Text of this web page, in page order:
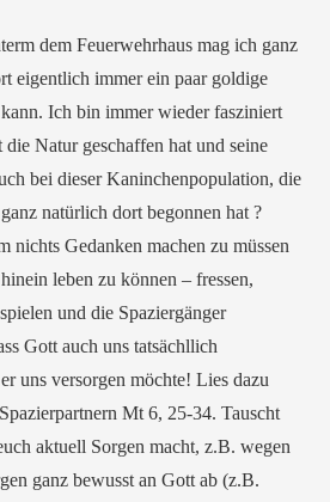
dem Feuerwehrhaus mag ich ganz
eigentlich immer ein paar goldige
Ich bin immer wieder fasziniert
Natur geschaffen hat und seine
bei dieser Kaninchenpopulation, die
natürlich dort begonnen hat ?
nichts Gedanken machen zu müssen
leben zu können – fressen,
und die Spaziergänger
Gott auch uns tatsächllich
uns versorgen möchte! Lies dazu
Mt 6, 25-34. Tauscht
aktuell Sorgen macht, z.B. wegen
ganz bewusst an Gott ab (z.B.